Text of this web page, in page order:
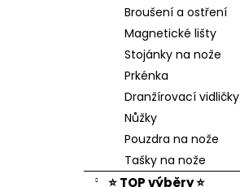
Broušení a ostření
Magnetické lišty
Stojánky na nože
Prkénka
Dranžírovací vidličky
Nůžky
Pouzdra na nože
Tašky na nože
⭐ TOP výběry ⭐